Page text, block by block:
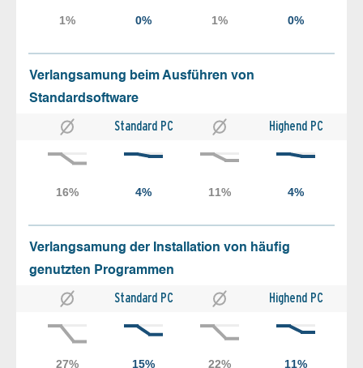
Verlangsamung beim Ausführen von
Standardsoftware
Standard PC Highend PC
Verlangsamung der Installation von häufig
genutzten Programmen
Standard PC Highend PC